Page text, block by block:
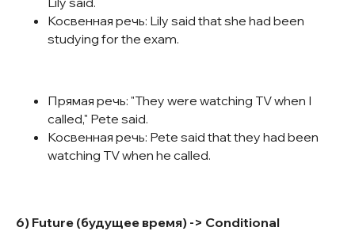
Косвенная речь: Lily said that she had been
studying for the exam.
Прямая речь: "They were watching TV when I
called," Pete said.
Косвенная речь: Pete said that they had been
watching TV when he called.
6) Future (будущее время) -> Conditional